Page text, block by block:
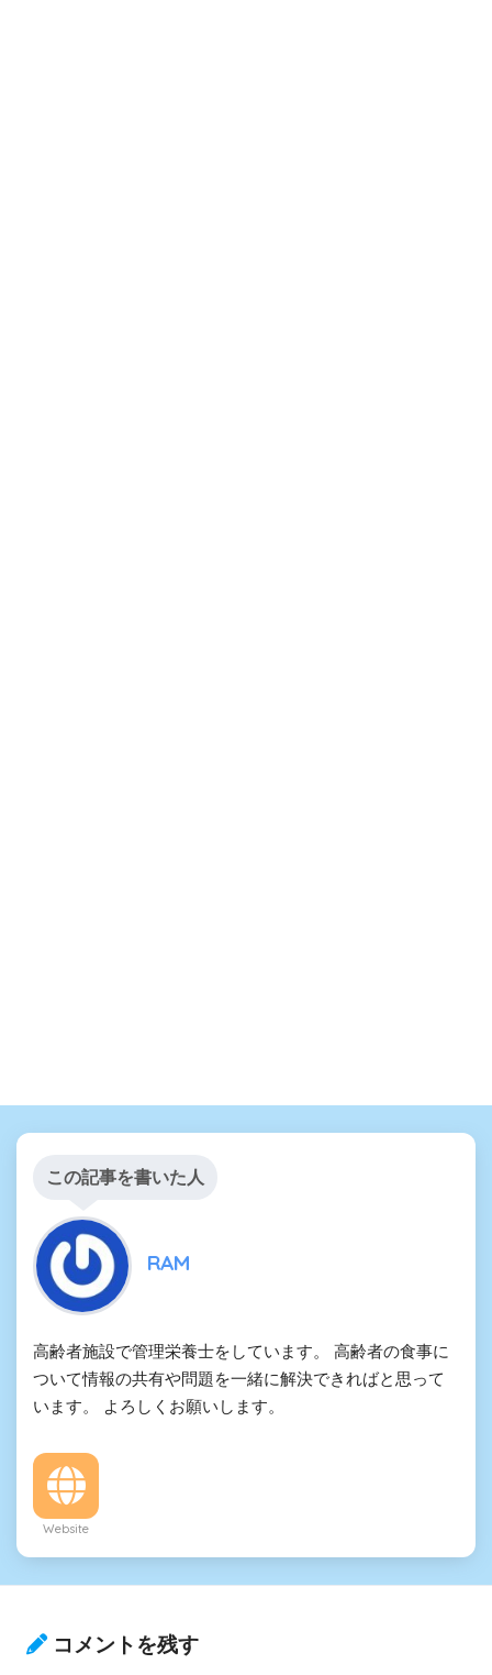
この記事を書いた人
RAM
高齢者施設で管理栄養士をしています。 高齢者の食事に
ついて情報の共有や問題を一緒に解決できればと思って
います。 よろしくお願いします。
Website
コメントを残す